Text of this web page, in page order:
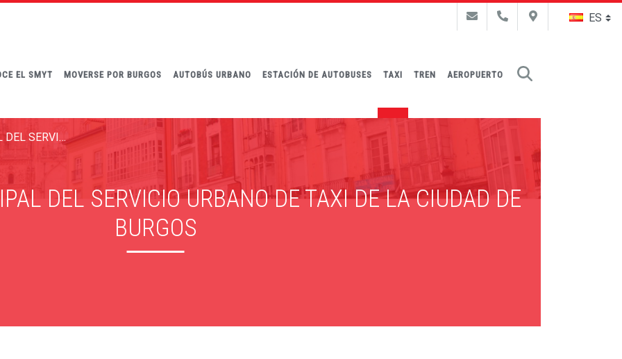
EL SMYT MOVERSE POR BURGOS AUTOBÚS URBANO ESTACIÓN DE AUTOBUSES TAXI TREN AEROPUERTO
REGLAMENTO MUNICIPAL DEL SERVICIO URBANO DE TAXI DE LA CIUDAD DE BURGOS
DEL SERVICIO URBANO DE TAXI DE LA CIUDAD DE
BURGOS